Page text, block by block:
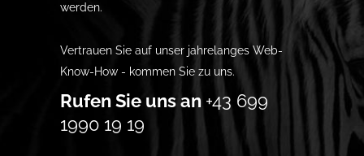
werden.
Vertrauen Sie auf unser jahrelanges Web-
Know-How - kommen Sie zu uns.
Rufen Sie uns an +43 699
1990 19 19